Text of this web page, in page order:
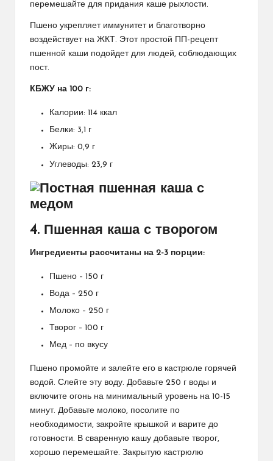
перемешайте для придания каше рыхлости.
Пшено укрепляет иммунитет и благотворно
воздействует на ЖКТ. Этот простой ПП-рецепт
пшенной каши подойдет для людей, соблюдающих
пост.
КБЖУ на 100 г:
Калории: 114 ккал
Белки: 3,1 г
Жиры: 0,9 г
Углеводы: 23,9 г
4. Пшенная каша с творогом
Ингредиенты рассчитаны на 2-3 порции:
Пшено – 150 г
Вода – 250 г
Молоко – 250 г
Творог – 100 г
Мед – по вкусу
Пшено промойте и залейте его в кастрюле горячей
водой. Слейте эту воду. Добавьте 250 г воды и
включите огонь на минимальный уровень на 10-15
минут. Добавьте молоко, посолите по
необходимости, закройте крышкой и варите до
готовности. В сваренную кашу добавьте творог,
хорошо перемешайте. Закрытую кастрюлю